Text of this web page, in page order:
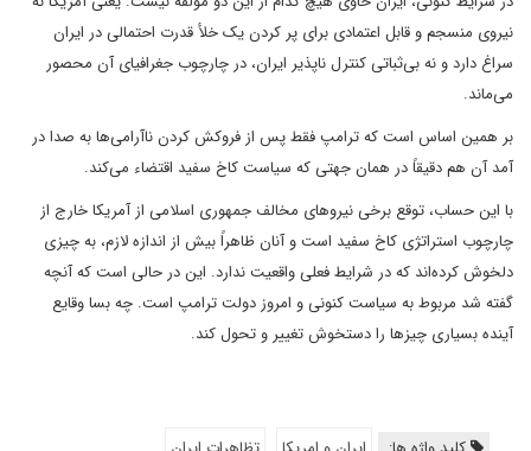
نیروی منسجم و قابل اعتمادی برای پر کردن یک خلأ قدرت احتمالی در ایران
سراغ دارد و نه بی‌ثباتی کنترل ناپذیر ایران، در چارچوب جغرافیای آن محصور
می‌ماند.
بر همین اساس است که ترامپ فقط پس از فروکش کردن ناآرامی‌ها به صدا در
آمد آن هم دقیقاً در همان جهتی که سیاست کاخ سفید اقتضاء می‌کند.
با این حساب، توقع برخی نیروهای مخالف جمهوری اسلامی از آمریکا خارج از
چارچوب استراتژی کاخ سفید است و آنان ظاهراً بیش از اندازه لازم، به چیزی
دلخوش کرده‌اند که در شرایط فعلی واقعیت ندارد. این در حالی است که آنچه
گفته شد مربوط به سیاست کنونی و امروز دولت ترامپ است. چه بسا وقایع
آینده بسیاری چیزها را دستخوش تغییر و تحول کند.